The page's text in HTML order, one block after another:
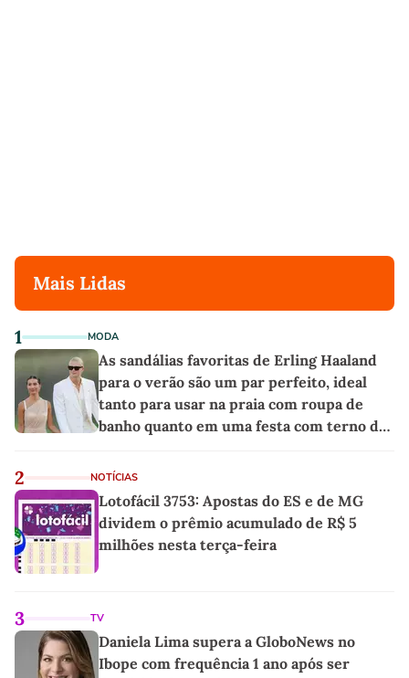
Mais Lidas
1 MODA
As sandálias favoritas de Erling Haaland
para o verão são um par perfeito, ideal
tanto para usar na praia com roupa de
banho quanto em uma festa com terno de
2 NOTÍCIAS
Lotofácil 3753: Apostas do ES e de MG
dividem o prêmio acumulado de R$ 5
milhões nesta terça-feira
3 TV
Daniela Lima supera a GloboNews no
Ibope com frequência 1 ano após ser